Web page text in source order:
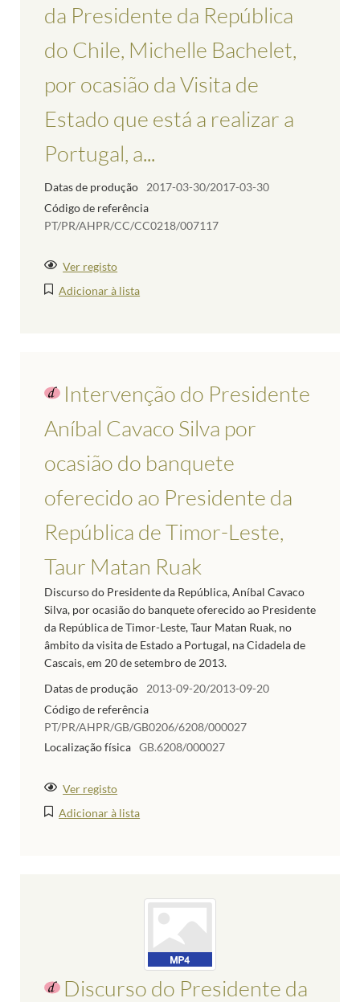
da Presidente da República
do Chile, Michelle Bachelet,
por ocasião da Visita de
Estado que está a realizar a
Portugal, a...
Datas de produção
2017-03-30/2017-03-30
Código de referência
PT/PR/AHPR/CC/CC0218/007117
Ver registo
Adicionar à lista
Intervenção do Presidente
Aníbal Cavaco Silva por
ocasião do banquete
oferecido ao Presidente da
República de Timor-Leste,
Taur Matan Ruak
Discurso do Presidente da República, Aníbal Cavaco
Silva, por ocasião do banquete oferecido ao Presidente
da República de Timor-Leste, Taur Matan Ruak, no
âmbito da visita de Estado a Portugal, na Cidadela de
Cascais, em 20 de setembro de 2013.
Datas de produção
2013-09-20/2013-09-20
Código de referência
PT/PR/AHPR/GB/GB0206/6208/000027
Localização física GB.6208/000027
Ver registo
Adicionar à lista
Discurso do Presidente da